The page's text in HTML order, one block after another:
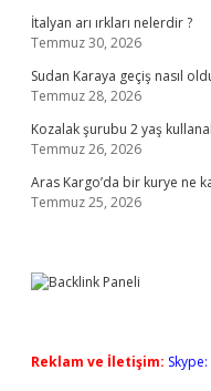
İtalyan arı ırkları nelerdir ?
Temmuz 30, 2026
Sudan Karaya geçiş nasıl
Temmuz 28, 2026
Kozalak şurubu 2 yaş
Temmuz 26, 2026
Aras Kargo’da bir kurye ne
Temmuz 25, 2026
Reklam ve İletişim: